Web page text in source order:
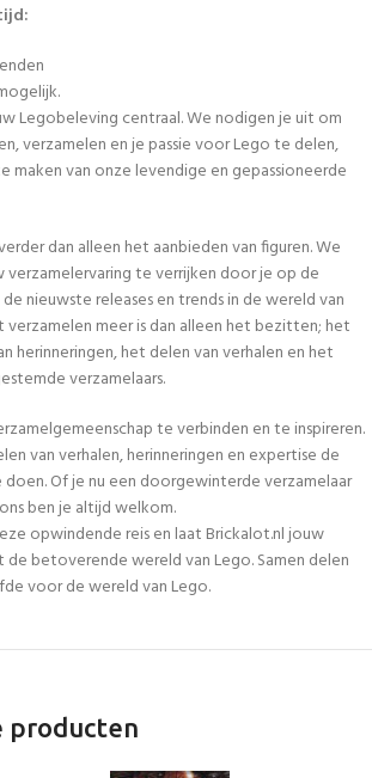
Legobeleving centraal. We nodigen je uit om
verzamelen en je passie voor Lego te delen,
maken van onze levendige en gepassioneerde
dan alleen het aanbieden van figuren. We
verzamelervaring te verrijken door je op de
nieuwste releases en trends in de wereld van
verzamelen meer is dan alleen het bezitten; het
herinneringen, het delen van verhalen en het
verzamelaars.
te verbinden en te inspireren.
van verhalen, herinneringen en expertise de
Of je nu een doorgewinterde verzamelaar
ben je altijd welkom.
opwindende reis en laat Brickalot.nl jouw
betoverende wereld van Lego. Samen delen
voor de wereld van Lego.
producten